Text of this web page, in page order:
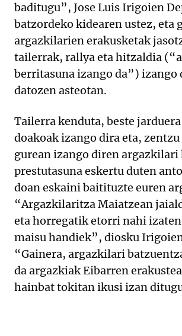
baditugu”, Jose Luis Irigoien
batzordeko kidearen ustez, eta
argazkilarien erakusketak
tailerrak, rallya eta hitzaldia
berritasuna izango da”) izango
datozen asteotan.
Tailerra kenduta, beste
doakoak izango dira eta,
gurean izango diren argazkilari
prestutasuna eskertu duten
doan eskaini baitituzte euren
“Argazkilaritza Maiatzean
eta horregatik etorri nahi
maisu handiek”, diosku
“Gainera, argazkilari
da argazkiak Eibarren
hainbat tokitan ikusi izan